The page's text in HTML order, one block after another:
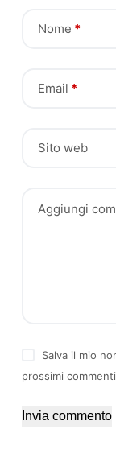
Nome *
Email *
Sito web
Aggiungi
Salva il mio
prossimi
Invia commento